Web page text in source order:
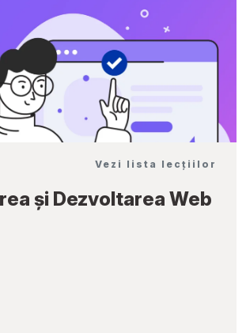
Vezi lista lecțiilor
și Dezvoltarea Web